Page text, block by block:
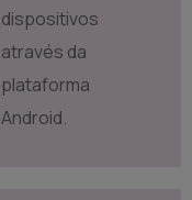
dispositivos
através da
plataforma
Android.